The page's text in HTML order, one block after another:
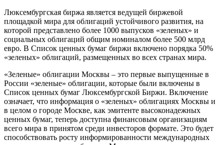
Люксембургская биржа является ведущей биржевой
площадкой мира для облигаций устойчивого развития, на
которой представлено более 1000 выпусков «зеленых» и
социальных облигаций общим номиналом более 500 млрд
евро. В Список ценных бумаг биржи включено порядка 50%
«зеленых» облигаций, размещенных во всех странах мира.
«Зеленые» облигации Москвы – это первые выпущенные в
России «зеленые» облигации, которые были включены в
Список ценных бумаг Люксембургской Биржи. Включение
означает, что информация о «зеленых» облигациях Москвы и
в целом о городе Москве, как эмитенте высоконадежных
ценных бумаг, теперь доступна финансовым организациям
всего мира в принятом среди инвесторов формате. Это будет
способствовать росту информированности международных